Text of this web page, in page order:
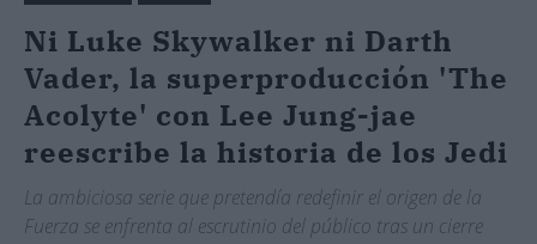
Ni Luke Skywalker ni Darth
Vader, la superproducción 'The
Acolyte' con Lee Jung-jae
reescribe la historia de los Jedi
La ambiciosa serie que pretendía redefinir el origen de la
Fuerza se enfrenta al escrutinio del público tras un cierre